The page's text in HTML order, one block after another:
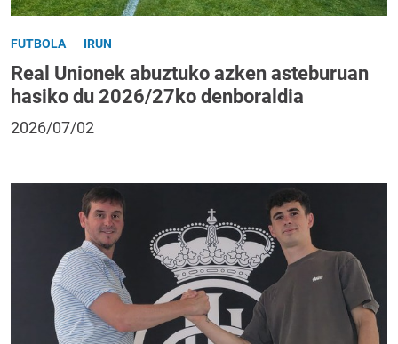
FUTBOLA IRUN
Real Unionek abuztuko azken asteburuan
hasiko du 2026/27ko denboraldia
2026/07/02